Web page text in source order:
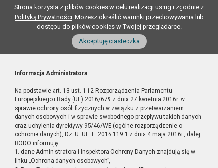
Strona korzysta z plików cookies w celu realizacji usług i zgodnie z
Polityką Prywatności. Możesz określić warunki przechowywania lub
dostępu do plików cookies w Twojej przeglądarce.
Akceptuję ciasteczka
Informacja Administratora
Na podstawie art. 13 ust. 1 i 2 Rozporządzenia Parlamentu
Europejskiego i Rady (UE) 2016/679 z dnia 27 kwietnia 2016r. w
sprawie ochrony osób fizycznych w związku z przetwarzaniem
danych osobowych i w sprawie swobodnego przepływu takich danych
oraz uchylenia dyrektywy 95/46/WE (ogólne rozporządzenie o
ochronie danych), Dz. U. UE. L. 2016.119.1 z dnia 4 maja 2016r., dalej
RODO informuję:
1. dane Administratora i Inspektora Ochrony Danych znajdują się w
linku „Ochrona danych osobowych”,